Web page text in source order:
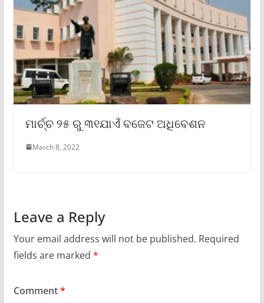
ମାର୍ଚ୍ଚ ୨୫ ରୁ ୩୧ଯାଏଁ ବଜେଟ ଅଧିବେଶନ
March 8, 2022
Leave a Reply
Your email address will not be published. Required
fields are marked *
Comment*